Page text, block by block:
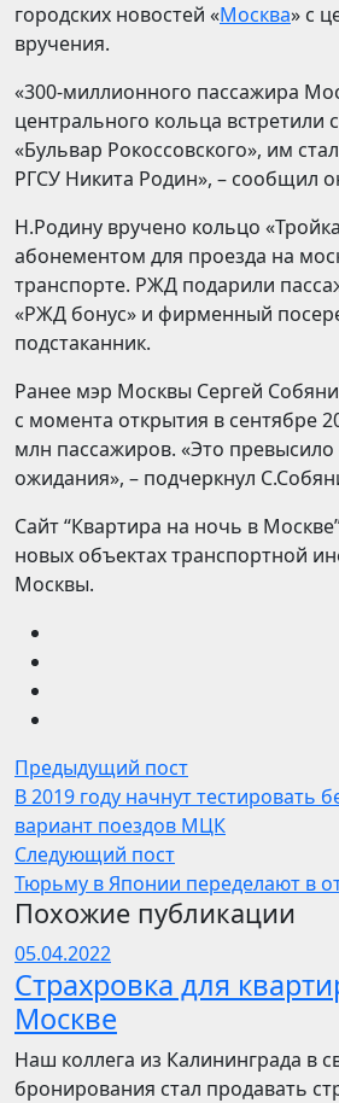
городских новостей «Москва» с
вручения.
«300-миллионного пассажира
центрального кольца встретили
«Бульвар Рокоссовского», им
РГСУ Никита Родин», – сообщил
Н.Родину вручено кольцо
абонементом для проезда на
транспорте. РЖД подарили
«РЖД бонус» и фирменный
подстаканник.
Ранее мэр Москвы Сергей
с момента открытия в сентябре
млн пассажиров. «Это
ожидания», – подчеркнул
Сайт “Квартира на ночь в
новых объектах транспортной
Москвы.
Предыдущий пост
В 2019 году начнут тестировать
вариант поездов МЦК
Следующий пост
Тюрьму в Японии переделают в
Похожие публикации
05.04.2022
Страхровка для
Москве
Наш коллега из Калининграда в
бронирования стал продавать